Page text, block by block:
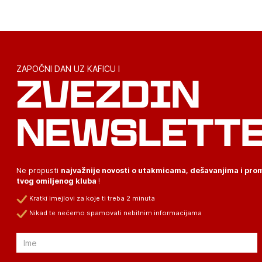
ZAPOČNI DAN UZ KAFICU I
ZVEZDIN
Ne propusti najvažnije novosti o utakmicama, dešavanjima i
tvog omiljenog kluba !
Kratki imejlovi za koje ti treba 2 minuta
Nikad te nećemo spamovati nebitnim informacijama
Email